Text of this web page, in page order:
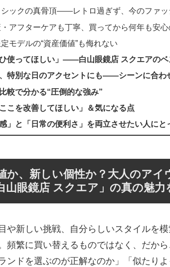
シックの真骨頂――レトロ過ぎず、今のファッ
アフターケアも丁寧、買ってから何年も安
モデルの“資産価値”も侮れない
ひ使ってほしい」――白山眼鏡店 スクエアの
特別な日のアクセントにも――シーンに合わ
較で分かる“圧倒的な強み”
こを改善してほしい」＆気になる点
と「日常の便利さ」を両立させたい人にと
か、新しい個性か？大人のアイ
眼鏡店 スクエア」の真の魅力
や新しい挑戦、自分らしいスタイルを
頻繁に買い替えるものではなく、だか
ンドを選ぶのが正解なのか」「似たり